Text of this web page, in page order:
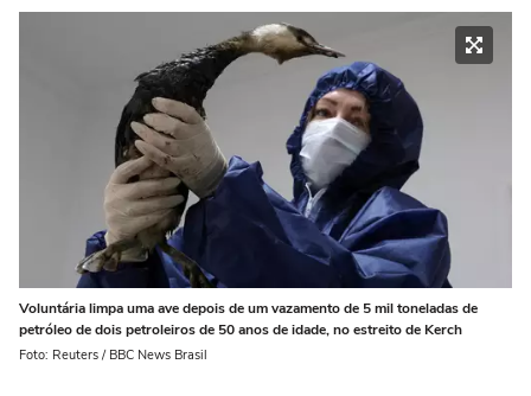
Voluntária limpa uma ave depois de um vazamento de 5 mil toneladas de
petróleo de dois petroleiros de 50 anos de idade, no estreito de Kerch
Foto: Reuters / BBC News Brasil